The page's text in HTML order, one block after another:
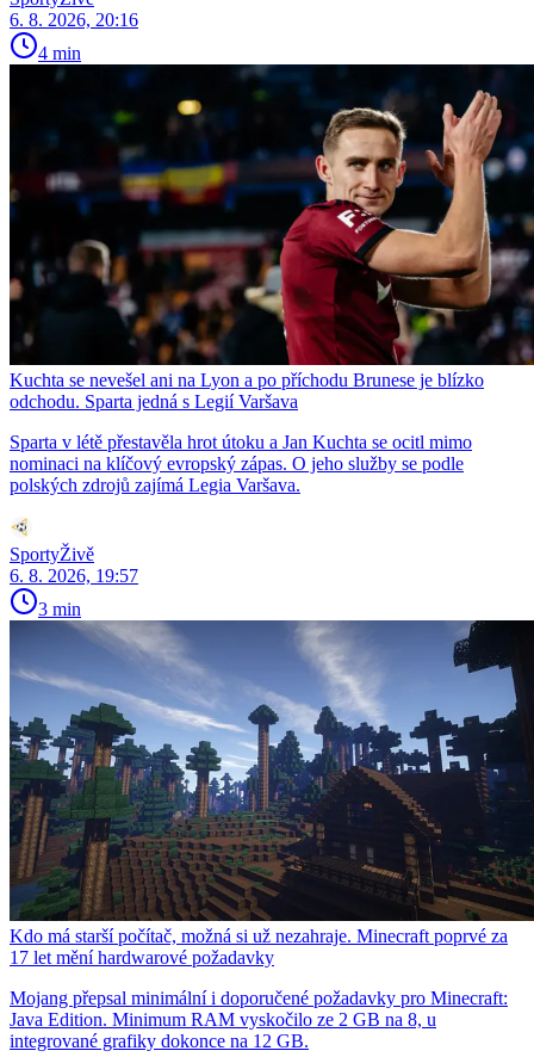
6. 8. 2026, 20:16
4 min
Kuchta se nevešel ani na Lyon a po příchodu Brunese je blízko
odchodu. Sparta jedná s Legií Varšava
Sparta v létě přestavěla hrot útoku a Jan Kuchta se ocitl mimo
nominaci na klíčový evropský zápas. O jeho služby se podle
polských zdrojů zajímá Legia Varšava.
SportyŽivě
6. 8. 2026, 19:57
3 min
Kdo má starší počítač, možná si už nezahraje. Minecraft poprvé za
17 let mění hardwarové požadavky
Mojang přepsal minimální i doporučené požadavky pro Minecraft:
Java Edition. Minimum RAM vyskočilo ze 2 GB na 8, u
integrované grafiky dokonce na 12 GB.